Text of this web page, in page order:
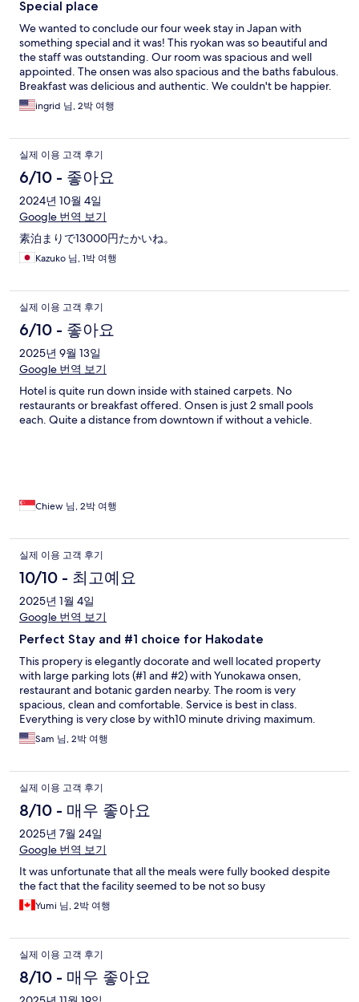
Special place
We wanted to conclude our four week stay in Japan with
something special and it was! This ryokan was so beautiful and
the staff was outstanding. Our room was spacious and well
appointed. The onsen was also spacious and the baths fabulous.
Breakfast was delicious and authentic. We couldn't be happier.
A wonderful memory!
ingrid 님, 2박 여행
실제 이용 고객 후기
6/10 - 좋아요
2024년 10월 4일
Google 번역 보기
素泊まりで13000円たかいね。
Kazuko 님, 1박 여행
실제 이용 고객 후기
6/10 - 좋아요
2025년 9월 13일
Google 번역 보기
Hotel is quite run down inside with stained carpets. No
restaurants or breakfast offered. Onsen is just 2 small pools
each. Quite a distance from downtown if without a vehicle.
Chiew 님, 2박 여행
실제 이용 고객 후기
10/10 - 최고예요
2025년 1월 4일
Google 번역 보기
Perfect Stay and #1 choice for Hakodate
This propery is elegantly docorate and well located property
with large parking lots (#1 and #2) with Yunokawa onsen,
restaurant and botanic garden nearby. The room is very
spacious, clean and comfortable. Service is best in class.
Everything is very close by with10 minute driving maximum.
Both my wife and daughter really like the hotel. It makes this
hotel a top choice for us.
Sam 님, 2박 여행
실제 이용 고객 후기
8/10 - 매우 좋아요
2025년 7월 24일
Google 번역 보기
It was unfortunate that all the meals were fully booked despite
the fact that the facility seemed to be not so busy
Yumi 님, 2박 여행
실제 이용 고객 후기
8/10 - 매우 좋아요